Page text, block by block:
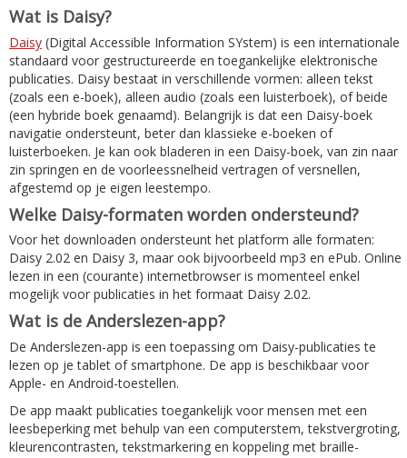
Wat is Daisy?
Daisy (Digital Accessible Information SYstem) is een internationale
standaard voor gestructureerde en toegankelijke elektronische
publicaties. Daisy bestaat in verschillende vormen: alleen tekst
(zoals een e-boek), alleen audio (zoals een luisterboek), of beide
(een hybride boek genaamd). Belangrijk is dat een Daisy-boek
navigatie ondersteunt, beter dan klassieke e-boeken of
luisterboeken. Je kan ook bladeren in een Daisy-boek, van zin naar
zin springen en de voorleessnelheid vertragen of versnellen,
afgestemd op je eigen leestempo.
Welke Daisy-formaten worden ondersteund?
Voor het downloaden ondersteunt het platform alle formaten:
Daisy 2.02 en Daisy 3, maar ook bijvoorbeeld mp3 en ePub. Online
lezen in een (courante) internetbrowser is momenteel enkel
mogelijk voor publicaties in het formaat Daisy 2.02.
Wat is de Anderslezen-app?
De Anderslezen-app is een toepassing om Daisy-publicaties te
lezen op je tablet of smartphone. De app is beschikbaar voor
Apple- en Android-toestellen.
De app maakt publicaties toegankelijk voor mensen met een
leesbeperking met behulp van een computerstem, tekstvergroting,
kleurencontrasten, tekstmarkering en koppeling met braille-